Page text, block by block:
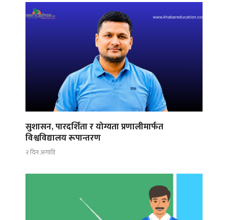
सुशासन, पारदर्शिता र योग्यता प्रणालीमार्फत
विश्वविद्यालय रूपान्तरण
२ दिन अगाडि